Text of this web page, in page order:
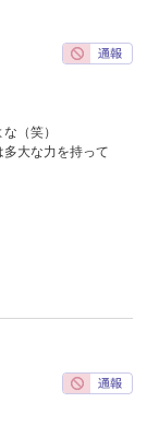
（笑）
大な力を持って